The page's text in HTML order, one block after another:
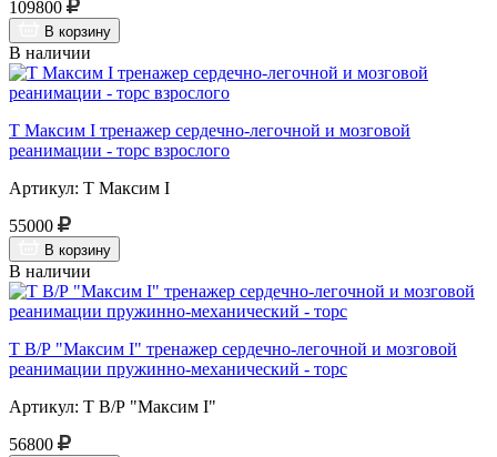
109800
В корзину
В наличии
Т Максим I тренажер сердечно-легочной и мозговой
реанимации - торс взрослого
Артикул: Т Максим I
55000
В корзину
В наличии
Т В/Р "Максим I" тренажер сердечно-легочной и мозговой
реанимации пружинно-механический - торс
Артикул: Т В/Р "Максим I"
56800